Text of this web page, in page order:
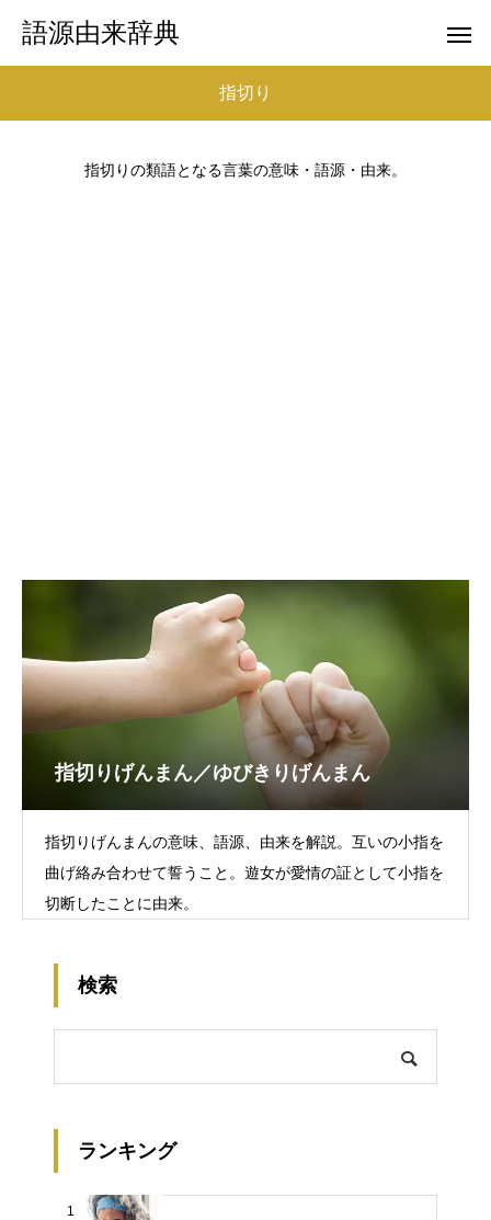
語源由来辞典
指切り
指切りの類語となる言葉の意味・語源・由来。
指切りげんまん／ゆびきりげんまん
指切りげんまんの意味、語源、由来を解説。互いの小指を
曲げ絡み合わせて誓うこと。遊女が愛情の証として小指を
切断したことに由来。
検索
ランキング
1